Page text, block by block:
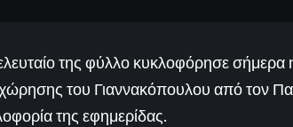
της φύλλο κυκλοφόρησε
του Γιαννακόπουλου από τον
της εφημερίδας.